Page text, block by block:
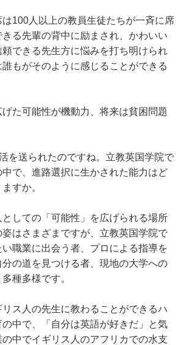
100人以上の教員生徒たちが一斉に席
る先輩の背中に励まされ、かわいい
できる先生方に悩みを打ち明けられ
もがそのように感じることができる
た可能性が機動力、将来は貧困問題
を送られたのですね。立教英国学院で
で、進路選択に生かされた能力はど
すか。
しての「可能性」を広げられる場所
はさまざまですが、立教英国学院で
職業に出会う者、プロによる指導を
の道を見つける者、現地の大学への
種多様です。
ス人の先生に教わることができるハ
中で、「自分は英語が好きだ」と気
中でイギリス人のアフリカでの水支